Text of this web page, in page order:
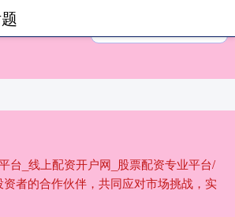
台_线上配资开户网_股票配资专业平台/
者的合作伙伴，共同应对市场挑战，实